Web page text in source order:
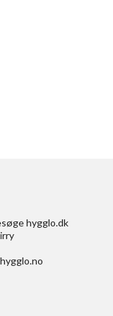
hygglo.dk
hygglo.no